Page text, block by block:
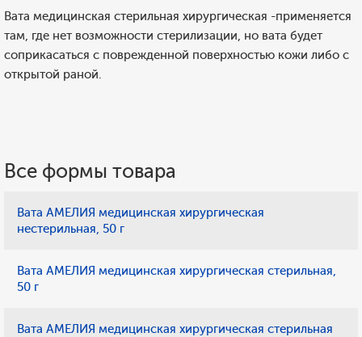
Вата медицинская стерильная хирургическая -применяется
там, где нет возможности стерилизации, но вата будет
соприкасаться с поврежденной поверхностью кожи либо с
открытой раной.
Все формы товара
Вата АМЕЛИЯ медицинская хирургическая
нестерильная, 50 г
Вата АМЕЛИЯ медицинская хирургическая стерильная,
50 г
Вата АМЕЛИЯ медицинская хирургическая стерильная